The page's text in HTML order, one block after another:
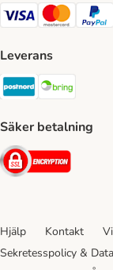
VISA Payment Method
Mastercard
Leverans
Postnord
Säker betalning
Security
Hjälp Kontakt
Sekretesspolicy &